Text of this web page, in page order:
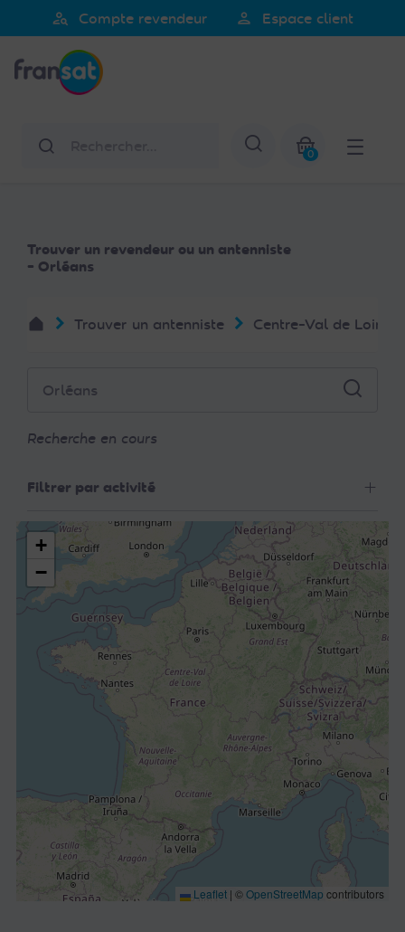
noter
Ce
comprend
person_search Compte revendeur person Espace client
Afficher la
0
Trouver un revendeur ou un antenniste
- Orléans
Trouver un antenniste Centre-Val de Loire
Recherche en cours
Filtrer par activité
+
−
Leaflet | ©OpenStreetMap contributors